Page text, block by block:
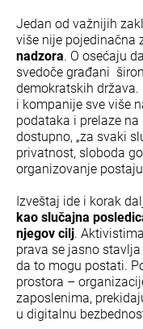
Jedan od važnijih
više nije pojedinačna
nadzora. O osećaju
svedoče građani
demokratskih
i kompanije sve više
podataka i prelaze
dostupno, „za svaki
privatnost, sloboda
organizovanje
Izveštaj ide i korak
kao slučajna
njegov cilj.
prava se jasno
da to mogu postati.
prostora –
zaposlenima,
u digitalnu